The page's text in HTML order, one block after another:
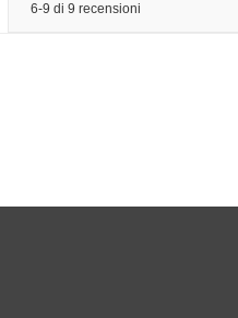
6-9 di 9 recensioni